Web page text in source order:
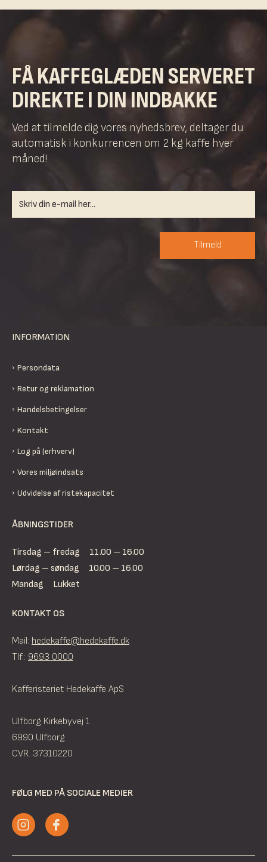
FÅ KAFFEGLÆDEN SERVERET
DIREKTE I DIN INDBAKKE
Ved at tilmelde dig vores nyhedsbrev, deltager du
automatisk i konkurrencen om 2 kg kaffe hver
måned!
Tilmeld
INFORMATION
Persondata
Retur og reklamation
Handelsbetingelser
Kontakt
Log på (erhverv)
Vores miljøindsats
Udvidelse af ristekapacitet
ÅBNINGSTIDER
Tirsdag – fredag
11.00 – 16.00
Lørdag – søndag
10.00 – 16.00
Mandag
Lukket
KONTAKT OS
Mail: hedekaffe@hedekaffe.dk
Tlf.: 9693 0000
Kafferisteriet Hedekaffe ApS
Ulfborg Kirkebyvej 1
6990 Ulfborg
CVR. 37310220
FØLG MED PÅ SOCIALE MEDIER